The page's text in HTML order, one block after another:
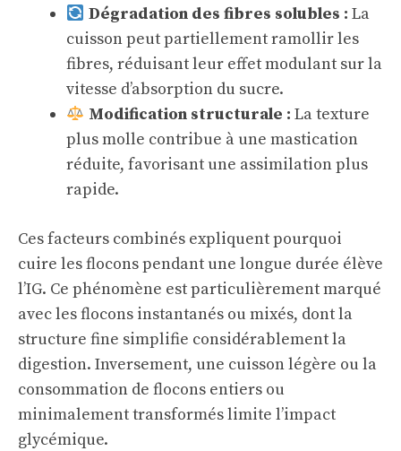
Dégradation des fibres solubles : La
cuisson peut partiellement ramollir les
fibres, réduisant leur effet modulant sur la
vitesse d’absorption du sucre.
Modification structurale : La texture
plus molle contribue à une mastication
réduite, favorisant une assimilation plus
rapide.
Ces facteurs combinés expliquent pourquoi
cuire les flocons pendant une longue durée élève
l’IG. Ce phénomène est particulièrement marqué
avec les flocons instantanés ou mixés, dont la
structure fine simplifie considérablement la
digestion. Inversement, une cuisson légère ou la
consommation de flocons entiers ou
minimalement transformés limite l’impact
glycémique.